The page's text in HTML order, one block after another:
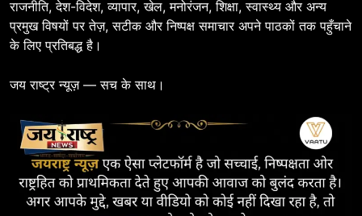
राजनीति, देश-विदेश, व्यापार, खेल, मनोरंजन, शिक्षा, स्वास्थ्य और अन्य
प्रमुख विषयों पर तेज़, सटीक और निष्पक्ष समाचार अपने पाठकों तक पहुँचाने
के लिए प्रतिबद्ध है।
जय राष्ट्र न्यूज़ — सच के साथ।